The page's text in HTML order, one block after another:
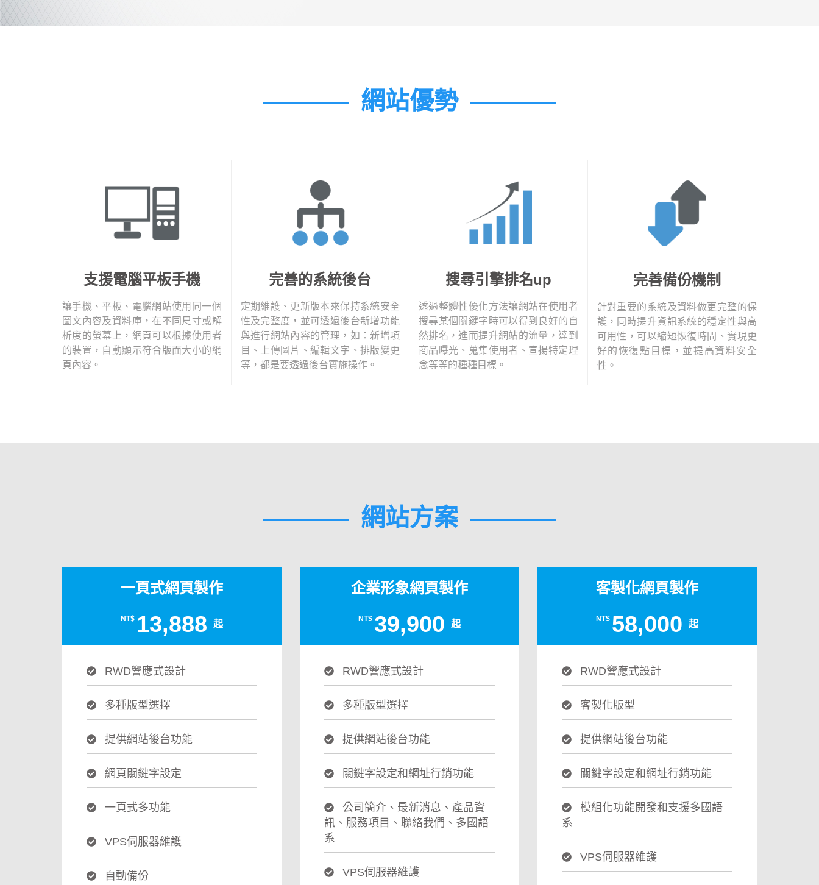
網站優勢
支援電腦平板手機
讓手機、平板、電腦網站使用同一個
圖文內容及資料庫，在不同尺寸或解
析度的螢幕上，網頁可以根據使用者
的裝置，自動顯示符合版面大小的網
頁內容。
完善的系統後台
定期維護、更新版本來保持系統安全
性及完整度，並可透過後台新增功能
與進行網站內容的管理，如：新增項
目、上傳圖片、編輯文字、排版變更
等，都是要透過後台實施操作。
搜尋引擎排名up
透過整體性優化方法讓網站在使用者
搜尋某個關鍵字時可以得到良好的自
然排名，進而提升網站的流量，達到
商品曝光、蒐集使用者、宣揚特定理
念等等的種種目標。
完善備份機制
針對重要的系統及資料做更完整的保
護，同時提升資訊系統的穩定性與高
可用性，可以縮短恢復時間、實現更
好的恢復點目標，並提高資料安全
性。
網站方案
一頁式網頁製作
NT$ 13,888 起
RWD響應式設計
多種版型選擇
提供網站後台功能
網頁關鍵字設定
一頁式多功能
VPS伺服器維護
自動備份
企業形象網頁製作
NT$ 39,900 起
RWD響應式設計
多種版型選擇
提供網站後台功能
關鍵字設定和網址行銷功能
公司簡介、最新消息、產品資
訊、服務項目、聯絡我們、多國語
系
VPS伺服器維護
客製化網頁製作
NT$ 58,000 起
RWD響應式設計
客製化版型
提供網站後台功能
關鍵字設定和網址行銷功能
模組化功能開發和支援多國語
系
VPS伺服器維護